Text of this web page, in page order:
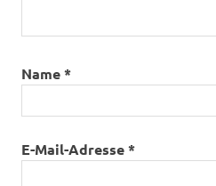
Name*
E-Mail-Adresse*